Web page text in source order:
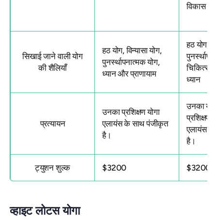
विकास
सिखाई जाने वाली योग
की शैलियाँ
हठ योग, विन्यासा योग,
पुनर्स्थापनात्मक योग,
ध्यान और प्राणायाम
हठ योग,
चिकित्सा,
ध्यान
प्रत्यायन
उनकाप्रशिक्षण योगा
एलायंस के साथ पंजीकृत
है।
उनका
प्रशिक्षण
एलायंस के
है।
ट्युशन शुल्क $3200 $3200
व्हाइट लोटस योगा